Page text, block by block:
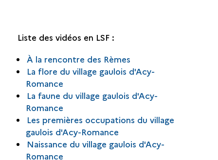
ACY-ROMANCE EN LSF
MÉDIATHÈQUE
Liste des vidéos en LSF :
À la rencontre des Rèmes
La flore du village gaulois d'Acy-
Romance
La faune du village gaulois d'Acy-
Romance
Les premières occupations du village
gaulois d'Acy-Romance
Naissance du village gaulois d'Acy-
Romance